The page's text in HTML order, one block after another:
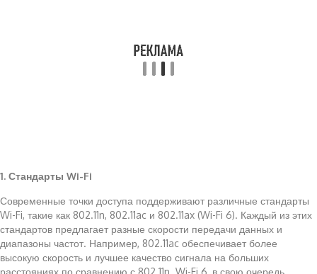
1. Стандарты Wi-Fi
Современные точки доступа поддерживают различные стандарты
Wi-Fi, такие как 802.11n, 802.11ac и 802.11ax (Wi-Fi 6). Каждый из этих
стандартов предлагает разные скорости передачи данных и
диапазоны частот. Например, 802.11ac обеспечивает более
высокую скорость и лучшее качество сигнала на больших
расстояниях по сравнению с 802.11n. Wi-Fi 6, в свою очередь,